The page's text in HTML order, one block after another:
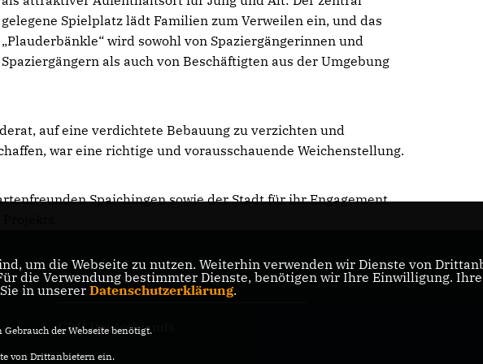
gelegene Spielplatz lädt Familien zum Verweilen ein, und das
Plauderbänkle“ wird sowohl von Spaziergängerinnen und
Spaziergängern als auch von Beschäftigten aus der Umgebung
auf eine verdichtete Bebauung zu verzichten und
war eine richtige und vorausschauende Weichenstellung.
Spaichingen sowie der Stadt für ihr Engagement
CDU Baden-Württemberg
CDU Deutschlands
um die Webseite zu nutzen. Weiterhin verwenden wir Dienste von
die Verwendung bestimmter Dienste, benötigen wir Ihre Einwilligung.
in unserer Datenschutzerklärung.
der Webseite benötigt.
von Drittanbietern ein.